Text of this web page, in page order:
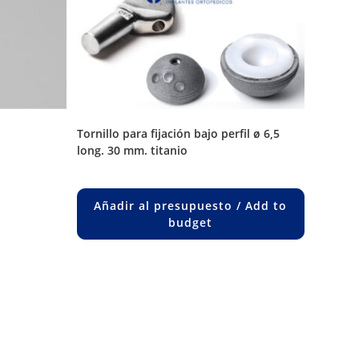
tornillo para fijación bajo perfil ø 6,5
long. 30 mm. titanio
Añadir al presupuesto / Add to
budget